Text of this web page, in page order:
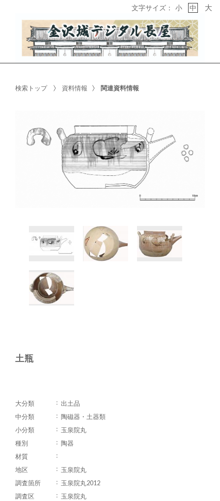
文字サイズ： 小 中 大
検索トップ 資料情報 関連資料情報
土瓶
大分類
出土品
中分類
陶磁器・土器類
小分類
玉泉院丸
種別
陶器
材質
地区
玉泉院丸
調査箇所
玉泉院丸2012
調査区
玉泉院丸